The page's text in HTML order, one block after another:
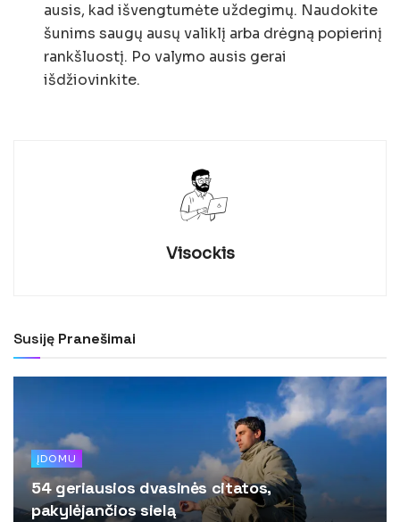
ausis, kad išvengtumėte uždegimų. Naudokite
šunims saugų ausų valiklį arba drėgną popierinį
rankšluostį. Po valymo ausis gerai
išdžiovinkite.
Visockis
Susiję Pranešimai
ĮDOMU
54 geriausios dvasinės citatos,
pakylėjančios sielą